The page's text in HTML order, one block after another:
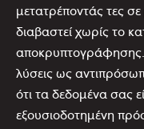
μετατρέποντάς τες
διαβαστεί χωρίς το
λύσεις ως
ότι τα δεδομένα σας
εξουσιοδοτημένη